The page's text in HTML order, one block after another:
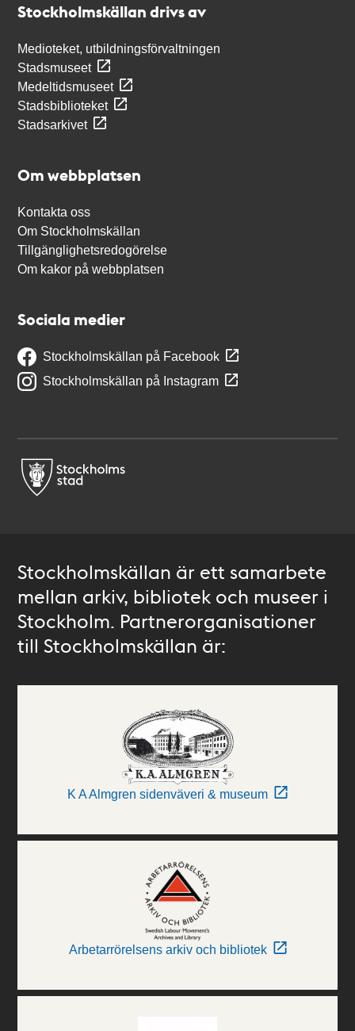
Stockholmskällan drivs av
Medioteket, utbildningsförvaltningen
Stadsmuseet
Medeltidsmuseet
Stadsbiblioteket
Stadsarkivet
Om webbplatsen
Kontakta oss
Om Stockholmskällan
Tillgänglighetsredogörelse
Om kakor på webbplatsen
Sociala medier
Stockholmskällan på Facebook
Stockholmskällan på Instagram
Stockholmskällan är ett samarbete
mellan arkiv, bibliotek och museer i
Stockholm. Partnerorganisationer
till Stockholmskällan är:
K A Almgren sidenväveri & museum
Arbetarrörelsens arkiv och bibliotek